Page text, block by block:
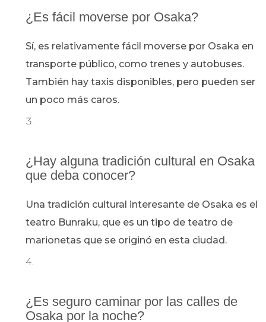
¿Es fácil moverse por Osaka?
Sí, es relativamente fácil moverse por Osaka en
transporte público, como trenes y autobuses.
También hay taxis disponibles, pero pueden ser
un poco más caros.
¿Hay alguna tradición cultural en Osaka
que deba conocer?
Una tradición cultural interesante de Osaka es el
teatro Bunraku, que es un tipo de teatro de
marionetas que se originó en esta ciudad.
¿Es seguro caminar por las calles de
Osaka por la noche?